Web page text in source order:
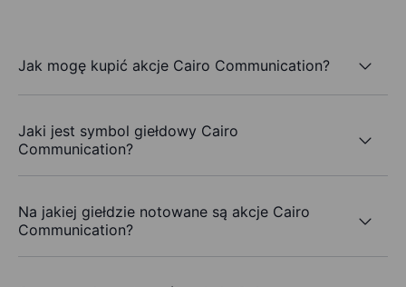
Jak mogę kupić akcje Cairo Communication?
Jaki jest symbol giełdowy Cairo
Communication?
Na jakiej giełdzie notowane są akcje Cairo
Communication?